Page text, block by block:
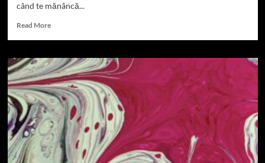
când te mănâncă...
Read MoreRead
Ce
înseamnă
când
te
mănâncă
palma
dreaptă
în
diverse
culturi